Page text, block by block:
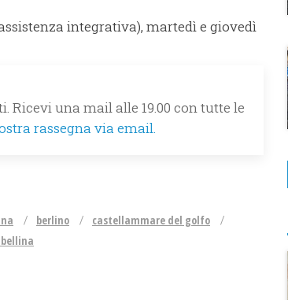
integrativa), martedì e giovedì
una mail alle 19.00 con tutte le
rassegna via email.
berlino
castellammare del golfo